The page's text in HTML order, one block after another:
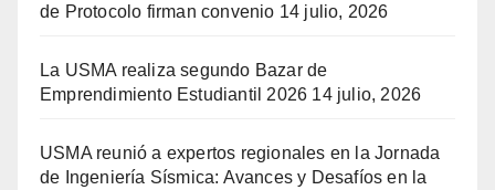
de Protocolo firman convenio 14 julio, 2026
La USMA realiza segundo Bazar de
Emprendimiento Estudiantil 2026 14 julio, 2026
USMA reunió a expertos regionales en la Jornada
de Ingeniería Sísmica: Avances y Desafíos en la